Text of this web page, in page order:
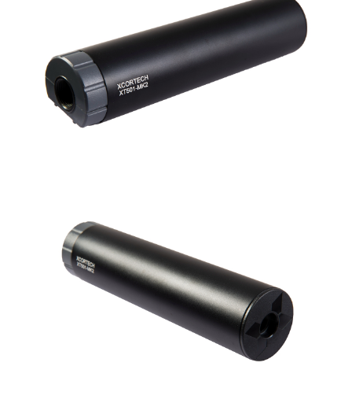
４．使用「AFTEE先享後付」時，將依據個別帳號之用戶狀況，依本公司即
時審查核予不同之上限額度；若仍有額度不足之情形，本公司將視審查結果
請求用戶進行身份認證。
５．嚴禁一人註冊多個帳號或使用他人資訊註冊。若發現惡意使用之情形，
恩沛科技股份有限公司將有權停止該用戶之使用額度並採取法律行動。
每筆NT$200，滿NT$2,000(含以上)免運費
國家/地區配送